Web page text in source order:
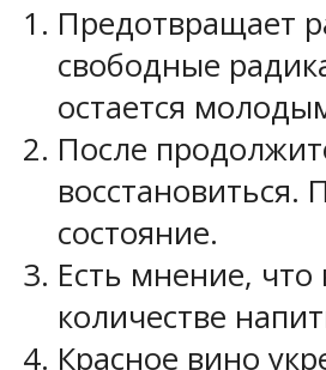
Предотвращает
свободные
остается
После
восстановиться.
состояние.
Есть мнение,
количестве
Красное вино